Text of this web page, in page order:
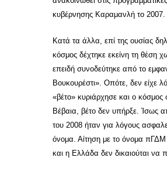
κυβέρνησης Καραμανλή το 2007.
Κατά τα άλλα, επί της ουσίας
κόσμος δέχτηκε εκείνη τη θέση
επειδή συνοδεύτηκε από το
Βουκουρέστι». Οπότε, δεν είχε
«βέτο» κυριάρχησε και ο κόσμος
Βέβαια, βέτο δεν υπήρξε. Ίσως
του 2008 ήταν για λόγους
όνομα. Αίτηση με το όνομα πΓΔΜ
και η Ελλάδα δεν δικαιούται να